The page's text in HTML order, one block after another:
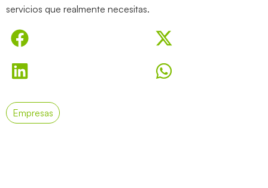
servicios que realmente necesitas.
Empresas